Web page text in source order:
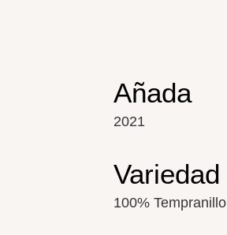
Añada
2021
Variedad
100% Tempranillo